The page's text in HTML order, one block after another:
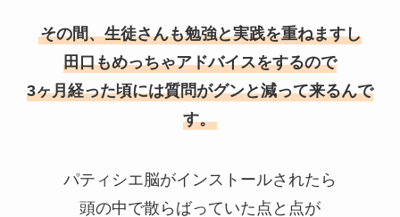
その間、生徒さんも勉強と実践を重ねますし
田口もめっちゃアドバイスをするので
3ヶ月経った頃には質問がグンと減って来るんで
す。
パティシエ脳がインストールされたら
頭の中で散らばっていた点と点が